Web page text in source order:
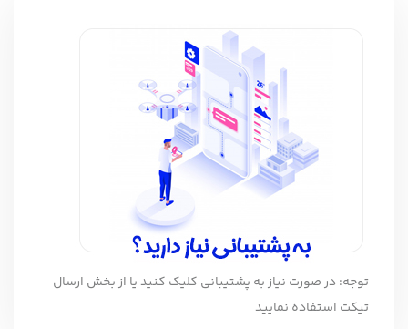
توجه: در صورت نیاز به پشتیبانی کلیک کنید یا از بخش ارسال
تیکت استفاده نمایید